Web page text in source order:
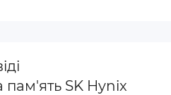
SK Hynix